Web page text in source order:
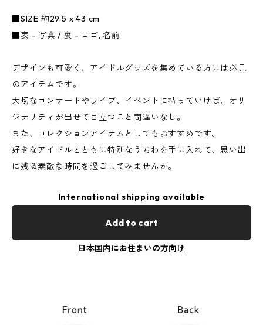
■SIZE 約29.5 x 43 cm
■表 - 写真 / 裏 - ロゴ, 名前
デザインも可愛く、アイドルグッズを集めている方には必見
のアイテムです。
大切なコンサートやライブ、イベントに持っていけば、オリ
ジナリティが出せて目立つこと間違いなし。
また、コレクションアイテムとしてもおすすめです。
好きなアイドルとともに特別なうちわを手に入れて、思い出
に残る素敵な時間を過ごしてみませんか。
International shipping available
Add to cart
日本国内にお住まいの方向け